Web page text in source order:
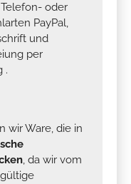
oder
PayPal,
und
per
.
wir Ware, die in
, da wir vom